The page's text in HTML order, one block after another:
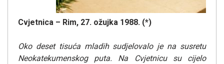
Cvjetnica – Rim, 27. ožujka 1988. (*)
Oko deset tisuća mladih sudjelovalo je na susretu
Neokatekumenskog puta. Na Cvjetnicu su cijelo